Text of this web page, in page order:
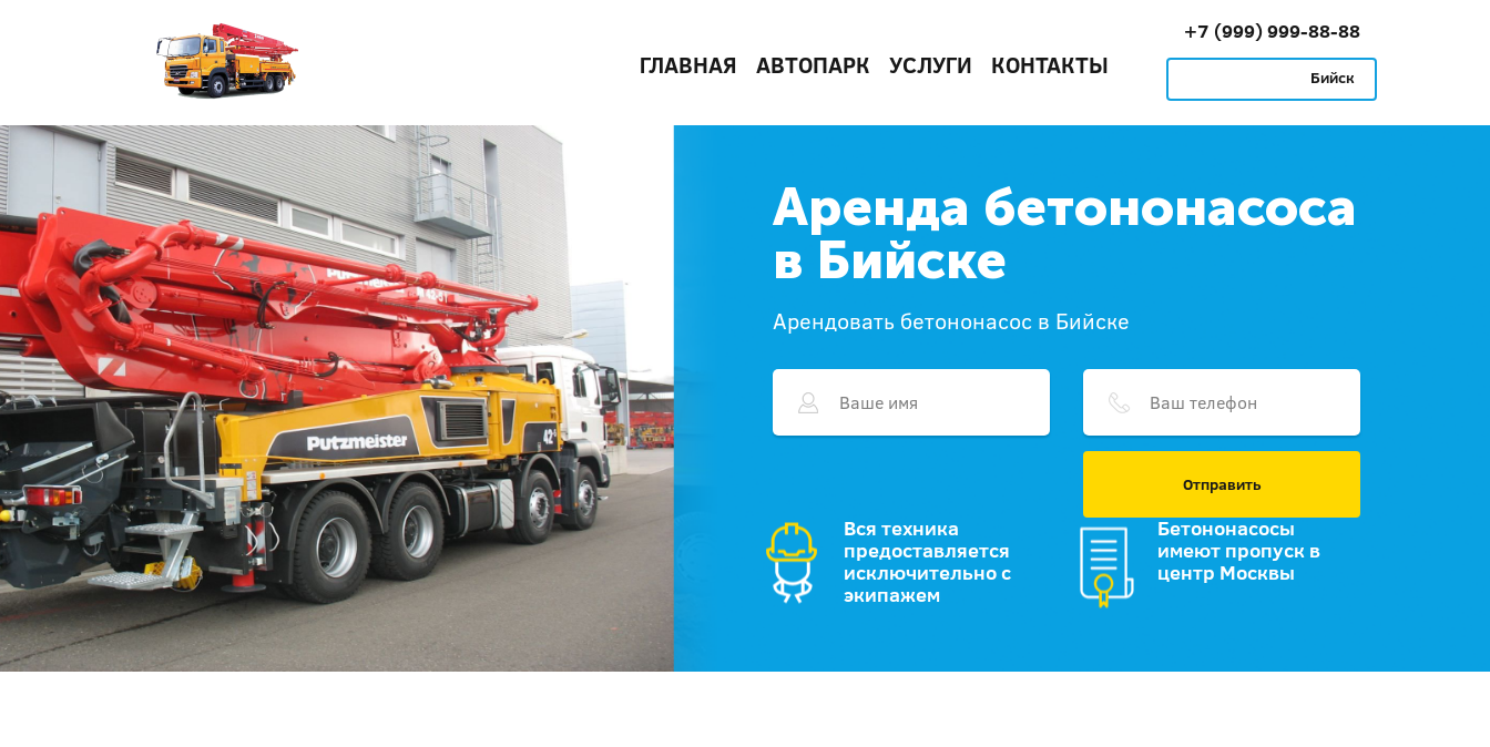
ГЛАВНАЯ АВТОПАРК УСЛУГИ КОНТАКТЫ
+7 (999) 999-88-88
Бийск
Аренда бетононасоса
в Бийске
Арендовать бетононасос в Бийске
Отправить
Вся техника
предоставляется
исключительно с
экипажем
Бетононасосы
имеют пропуск в
центр Москвы